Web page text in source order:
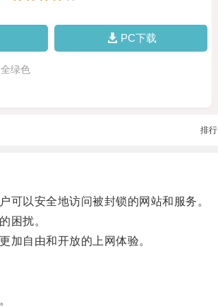
PC下载
绿色
排行
以安全地访问被封锁的网站和服务。
困扰。
自由和开放的上网体验。